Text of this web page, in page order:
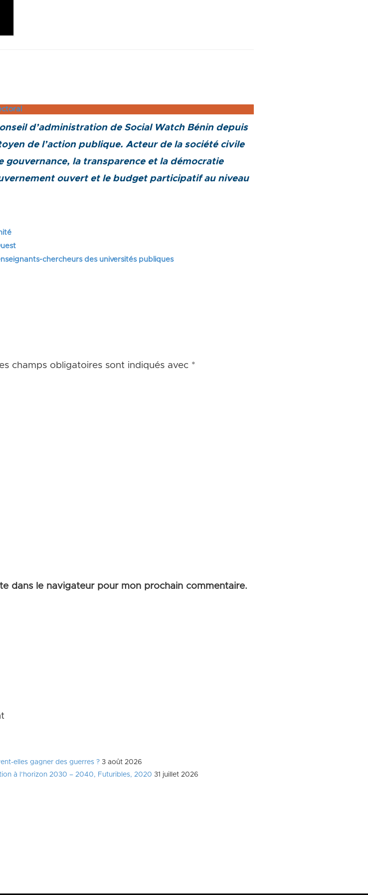
chercheurs des universités publiques
d’administration de Social Watch Bénin depuis
de l’action publique. Acteur de la société civile
gouvernance, la transparence et la démocratie
ouvert et le budget participatif au niveau
champs obligatoires sont indiqués avec *
dans le navigateur pour mon prochain commentaire.
elles gagner des guerres ? 3 août 2026
à l’horizon 2030 – 2040, Futuribles, 2020 31 juillet 2026